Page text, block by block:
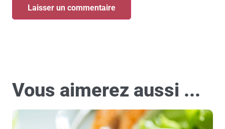
Vous aimerez aussi ...